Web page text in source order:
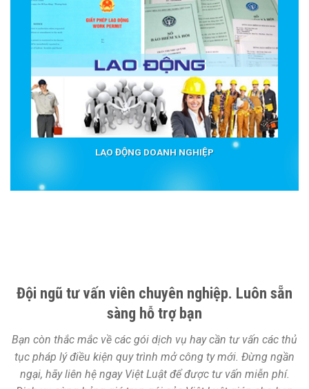
LAO ĐỘNG DOANH NGHIỆP
Đội ngũ tư vấn viên chuyên nghiệp. Luôn sẵn
sàng hỗ trợ bạn
Bạn còn thắc mắc về các gói dịch vụ hay cần tư vấn các thủ
tục pháp lý điều kiện quy trình mở công ty mới. Đừng ngần
ngại, hãy liên hệ ngay Việt Luật để được tư vấn miễn phí.